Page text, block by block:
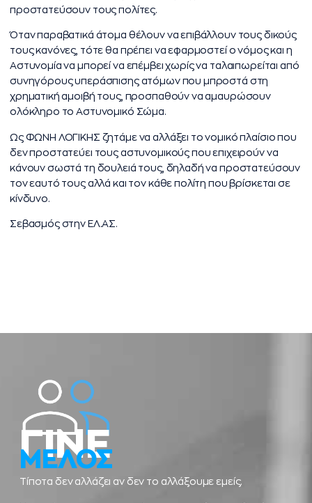
προστατεύσουν τους πολίτες.
Όταν παραβατικά άτομα θέλουν να επιβάλλουν τους δικούς
τους κανόνες, τότε θα πρέπει να εφαρμοστεί ο νόμος και η
Aστυνομία να μπορεί να επέμβει χωρίς να ταλαιπωρείται από
συνηγόρους υπεράσπισης ατόμων που μπροστά στη
χρηματική αμοιβή τους, προσπαθούν να αμαυρώσουν
ολόκληρο το Aστυνομικό Σώμα.
Ως ΦΩΝΗ ΛΟΓΙΚΗΣ ζητάμε να αλλάξει το νομικό πλαίσιο που
δεν προστατεύει τους αστυνομικούς που επιχειρούν να
κάνουν σωστά τη δουλειά τους, δηλαδή να προστατεύσουν
τον εαυτό τους αλλά και τον κάθε πολίτη που βρίσκεται σε
κίνδυνο.
Σεβασμός στην ΕΛ.ΑΣ.
ΓΙΝΕ
ΜΕΛΟΣ
Τίποτα δεν αλλάζει αν δεν το αλλάξουμε εμείς.